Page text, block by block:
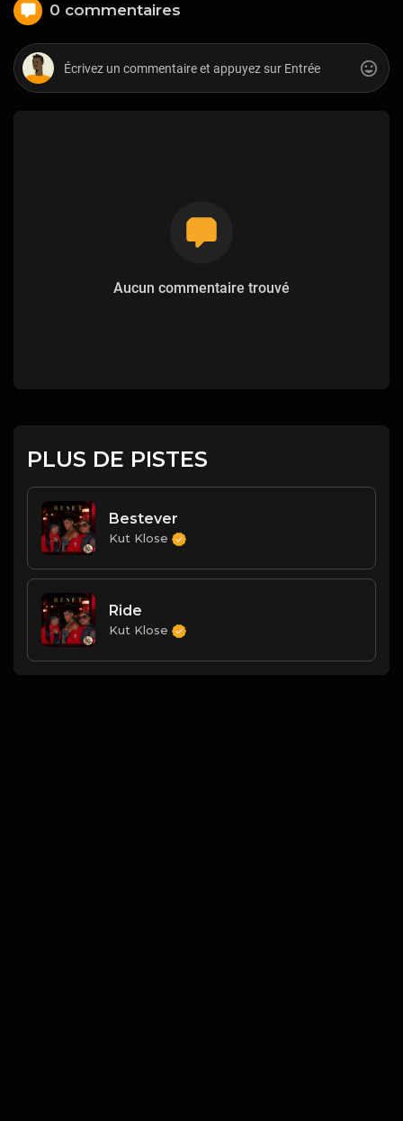
0 commentaires
Aucun commentaire trouvé
PLUS DE PISTES
Bestever
Kut Klose
Ride
Kut Klose